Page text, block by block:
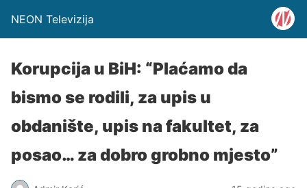
NEON Televizija
Korupcija u BiH: “Plaćamo da
bismo se rodili, za upis u
obdanište, upis na fakultet, za
posao… za dobro grobno mjesto”